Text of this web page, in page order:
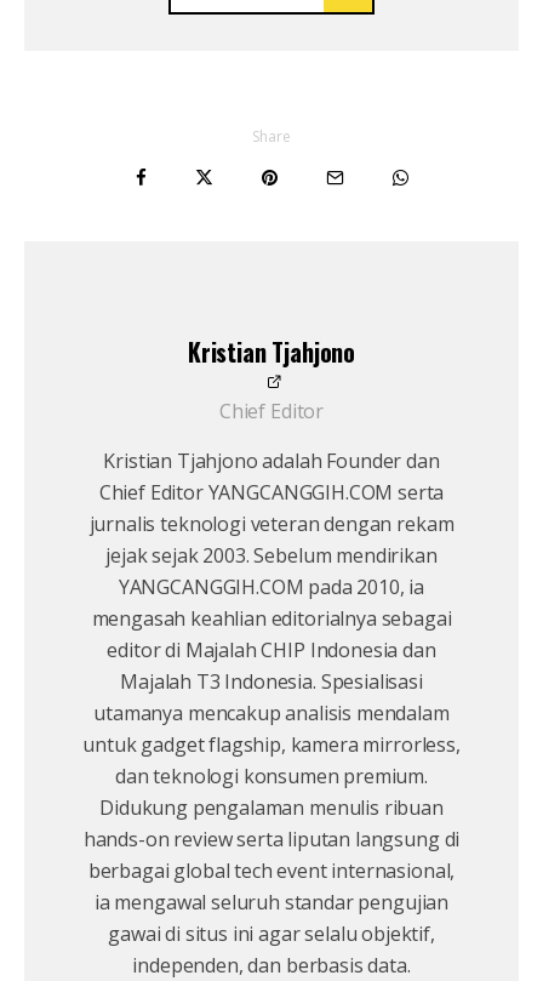
Share
Kristian Tjahjono
Chief Editor
Kristian Tjahjono adalah Founder dan
Chief Editor YANGCANGGIH.COM serta
jurnalis teknologi veteran dengan rekam
jejak sejak 2003. Sebelum mendirikan
YANGCANGGIH.COM pada 2010, ia
mengasah keahlian editorialnya sebagai
editor di Majalah CHIP Indonesia dan
Majalah T3 Indonesia. Spesialisasi
utamanya mencakup analisis mendalam
untuk gadget flagship, kamera mirrorless,
dan teknologi konsumen premium.
Didukung pengalaman menulis ribuan
hands-on review serta liputan langsung di
berbagai global tech event internasional,
ia mengawal seluruh standar pengujian
gawai di situs ini agar selalu objektif,
independen, dan berbasis data.